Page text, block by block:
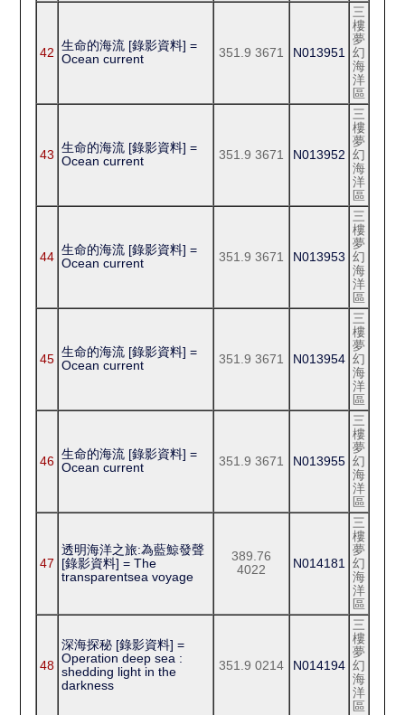
42 生命的海流 [錄影資料] =
Ocean current
351.9 3671 N013951
三
樓
夢
幻
海
洋
區
43 生命的海流 [錄影資料] =
Ocean current
351.9 3671 N013952
三
樓
夢
幻
海
洋
區
44 生命的海流 [錄影資料] =
Ocean current
351.9 3671 N013953
三
樓
夢
幻
海
洋
區
45 生命的海流 [錄影資料] =
Ocean current
351.9 3671 N013954
三
樓
夢
幻
海
洋
區
46 生命的海流 [錄影資料] =
Ocean current
351.9 3671 N013955
三
樓
夢
幻
海
洋
區
47
透明海洋之旅:為藍鯨發聲
[錄影資料] = The
transparentsea voyage
389.76
4022
N014181
三
樓
夢
幻
海
洋
區
48
深海探秘 [錄影資料] =
Operation deep sea :
shedding light in the
darkness
351.9 0214 N014194
三
樓
夢
幻
海
洋
區